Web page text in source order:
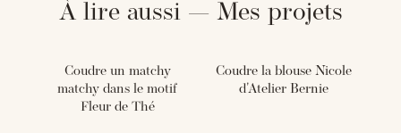
À lire aussi — Mes projets
Coudre un matchy
matchy dans le motif
Fleur de Thé
Coudre la blouse Nicole
d'Atelier Bernie